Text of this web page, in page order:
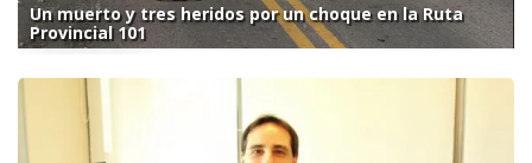
Un muerto y tres heridos por un choque en la Ruta
Provincial 101